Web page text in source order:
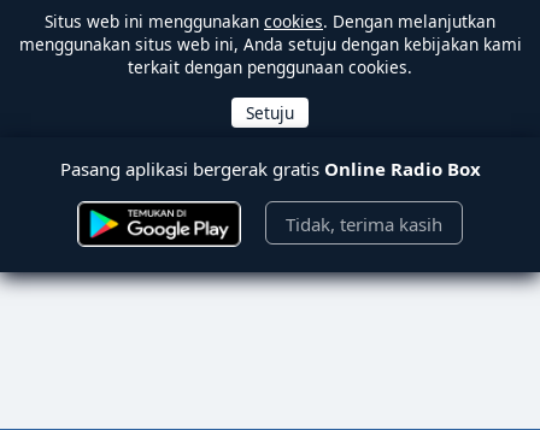
Situs web ini menggunakan cookies. Dengan melanjutkan
menggunakan situs web ini, Anda setuju dengan kebijakan kami
terkait dengan penggunaan cookies.
Pasang aplikasi bergerak gratis Online Radio Box
Tidak, terima kasih